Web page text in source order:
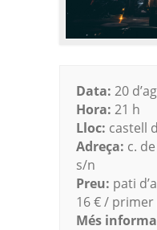
Data: 20
Hora: 21 h
Lloc: castell
Adreça: c.
s/n
Preu: pati
16 € / primer
Més